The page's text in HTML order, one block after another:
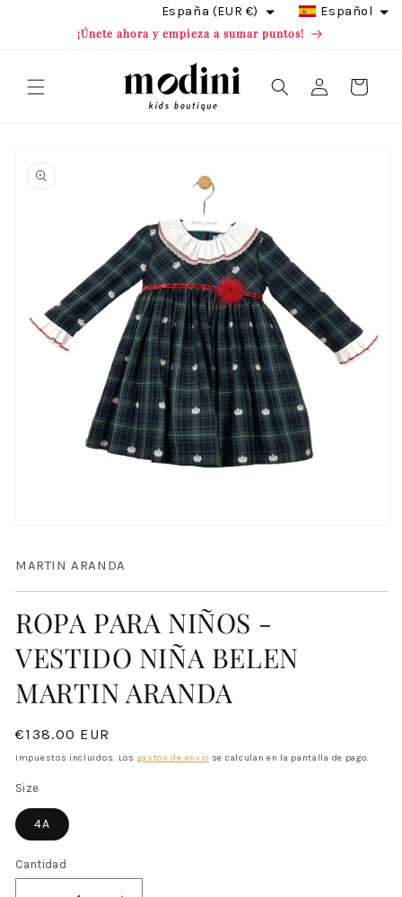
al contenido¡Únete ahora y empieza a sumar puntos!
Iniciar
sesión
Carrito
a la
información
1
ventana
modal
MARTIN ARANDA
ROPA PARA NIÑOS -
VESTIDO NIÑA BELEN
MARTIN ARANDA
Precio
habitual
€138.00 EUR
Impuestos incluidos. Los gastos de envío se calculan en la pantalla de pago.
Size
4A
Cantidad
España (EUR €) Español